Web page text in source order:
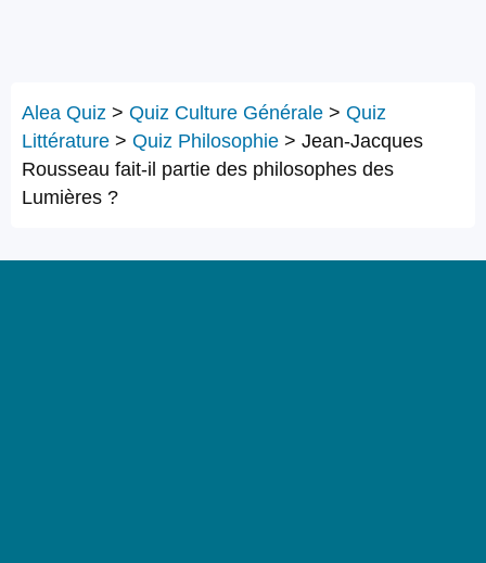
Alea Quiz > Quiz Culture Générale > Quiz
Littérature > Quiz Philosophie > Jean-Jacques
Rousseau fait-il partie des philosophes des
Lumières ?